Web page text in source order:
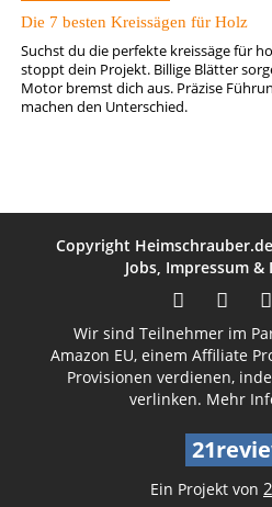
Die 7 besten Kreissägen für Holz
Suchst du die perfekte kreissäge für
stoppt dein Projekt. Billige Blätter
Motor bremst dich aus. Präzise
machen den Unterschied.
Copyright Heimschrauber.de
Jobs, Impressum &
Wir sind Teilnehmer im
Amazon EU, einem Affiliate
Provisionen verdienen,
verlinken. Mehr
Ein Projekt von